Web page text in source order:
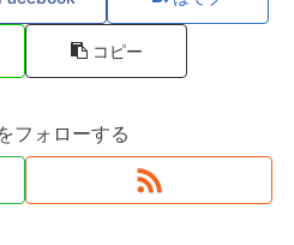
コピー
フォローする